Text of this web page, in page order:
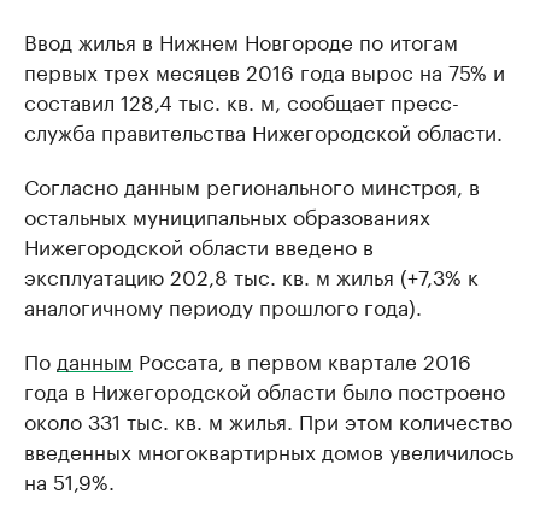
Ввод жилья в Нижнем Новгороде по итогам
первых трех месяцев 2016 года вырос на 75% и
составил ​128,4 тыс. кв. м, сообщает пресс-
служба правительства Нижегородской области.
Согласно данным регионального минстроя, в
остальных муниципальных образованиях
Нижегородской области введено в
эксплуатацию 202,8 тыс. кв. м жилья (+7,3% к
аналогичному периоду прошлого года).
По данным Россата, в первом квартале 2016
года в Нижегородской области было построено
около 331 тыс. кв. м жилья. При этом количество
введенных многоквартирных домов увеличилось
на 51,9%.